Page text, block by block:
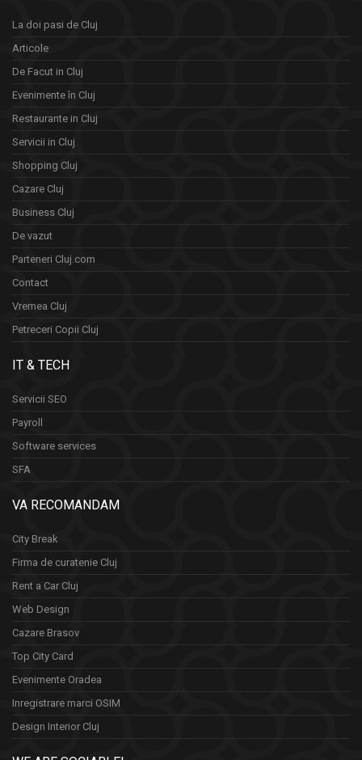
La doi pasi de Cluj
Articole
De Facut in Cluj
Evenimente în Cluj
Restaurante in Cluj
Servicii in Cluj
Shopping Cluj
Cazare Cluj
Business Cluj
De vazut
Parteneri Cluj.com
Contact
Vremea Cluj
Petreceri Copii Cluj
IT & TECH
Servicii SEO
Payroll
Software services
SFA
VA RECOMANDAM
City Break
Firma de curatenie Cluj
Rent a Car Cluj
Web Design
Cazare Brasov
Top City Card
Evenimente Oradea
Inregistrare marci OSIM
Design Interior Cluj